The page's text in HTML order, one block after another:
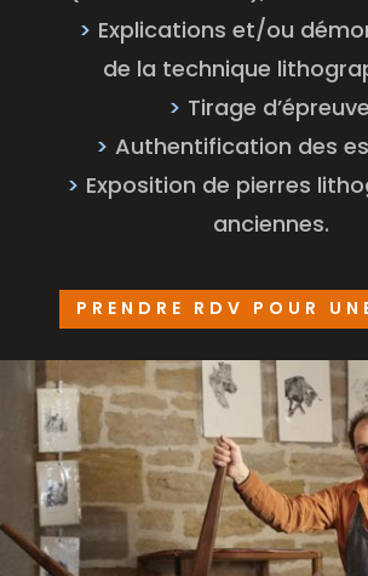
> Explications et/ou
de la technique
> Tirage
> Authentification des
> Exposition de pierres
anciennes.
PRENDRE RDV POUR